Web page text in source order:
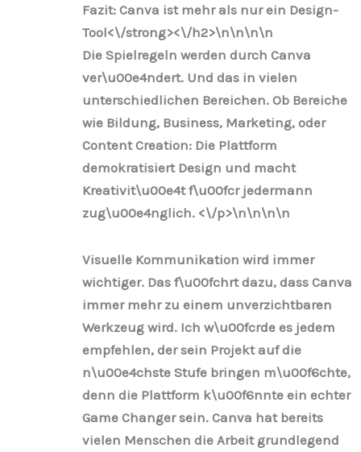
Fazit: Canva ist mehr als nur ein Design-
Tool<\/strong><\/h2>\n\n\n\n
Die Spielregeln werden durch Canva
ver\u00e4ndert. Und das in vielen
unterschiedlichen Bereichen. Ob Bereiche
wie Bildung, Business, Marketing, oder
Content Creation: Die Plattform
demokratisiert Design und macht
Kreativit\u00e4t f\u00fcr jedermann
zug\u00e4nglich. <\/p>\n\n\n\n
Visuelle Kommunikation wird immer
wichtiger. Das f\u00fchrt dazu, dass Canva
immer mehr zu einem unverzichtbaren
Werkzeug wird. Ich w\u00fcrde es jedem
empfehlen, der sein Projekt auf die
n\u00e4chste Stufe bringen m\u00f6chte,
denn die Plattform k\u00f6nnte ein echter
Game Changer sein. Canva hat bereits
vielen Menschen die Arbeit grundlegend